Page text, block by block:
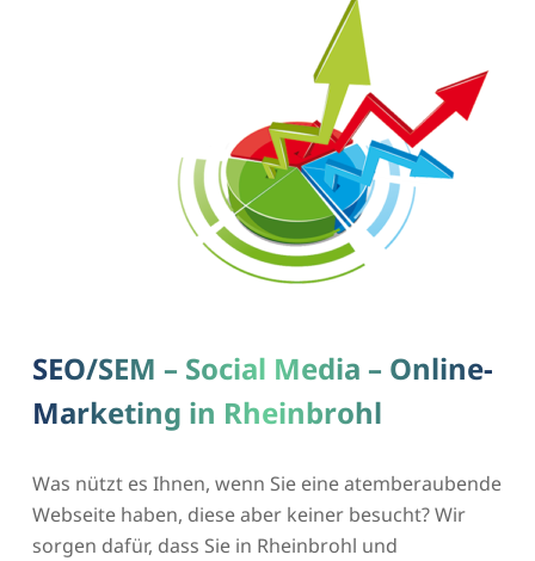
SEO/SEM – Social Media – Online-
Marketing in Rheinbrohl
Was nützt es Ihnen, wenn Sie eine atemberaubende
Webseite haben, diese aber keiner besucht? Wir
sorgen dafür, dass Sie in Rheinbrohl und